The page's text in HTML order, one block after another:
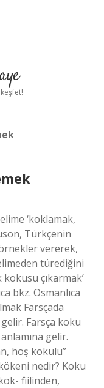
‘koklamak,
Türkçenin
vererek,
türediğini
kokusu çıkarmak’
bkz. Osmanlıca
Farsçada
Farsça koku
gelir.
hoş kokulu”
nedir? Koku
fiilinden,